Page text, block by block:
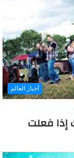
أخبار العالم
إذا فعلت